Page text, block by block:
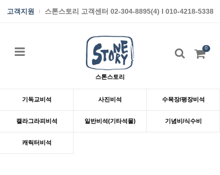
고객지원 스톤스토리 고객센터 02-304-8895(4) I 010-4218-5338
스톤스토리
0
기독교비석 사진비석 수목장/평장비석
캘라그라피비석 일반비석(기타석물) 기념비/식수비
캐릭터비석